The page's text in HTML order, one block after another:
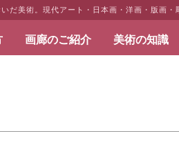
だ美術。現代アート・日本画・洋画・版画
画廊のご紹介 美術の知識
いだ美術